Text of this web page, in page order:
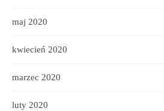
maj 2020
kwiecień 2020
marzec 2020
luty 2020